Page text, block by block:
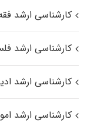
کارشناسی ارشد
کارشناسی ارشد
کارشناسی ارشد
کارشناسی ارشد